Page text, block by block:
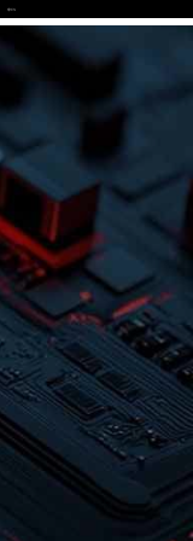
中EN